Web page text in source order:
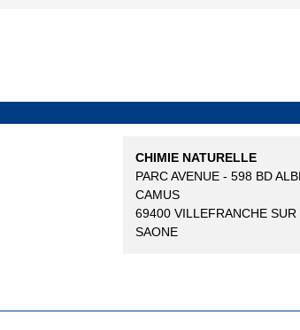
CHIMIE NATURELLE
PARC AVENUE - 598 BD
CAMUS
69400 VILLEFRANCHE SUR
SAONE